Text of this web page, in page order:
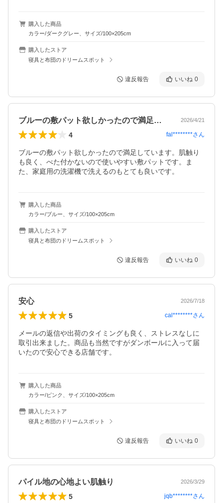
購入した商品
カラー/ダークグレー、サイズ/100×205cm
購入したストア
寝具と布団のドリームスポット
違反報告 いいね 0
ブルーの敷パット欲しかったので満足して… 2026/4/21
4 fal********さん
ブルーの敷パット欲しかったので満足しています。肌触り
も良く、べた付かないので使いやすい敷パットです。ま
た、家庭用の洗濯機で洗えるのもとても良いです。
購入した商品
カラー/ブルー、サイズ/100×205cm
購入したストア
寝具と布団のドリームスポット
違反報告 いいね 0
安心 2026/7/18
5 cal********さん
メールの返信や出荷のタイミングも良く、ストレスなしに
取引出来ました。商品も当然ですがダンボールに入って届
いたので安心できる店舗です。
購入した商品
カラー/ピンク、サイズ/100×205cm
購入したストア
寝具と布団のドリームスポット
違反報告 いいね 0
パイル地の心地よい肌触り 2026/3/29
5 jqb********さん